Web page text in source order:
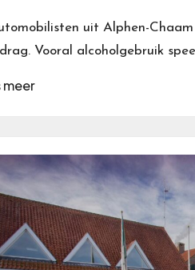
uit Alphen-
Vooral alcoholgebruik
meer